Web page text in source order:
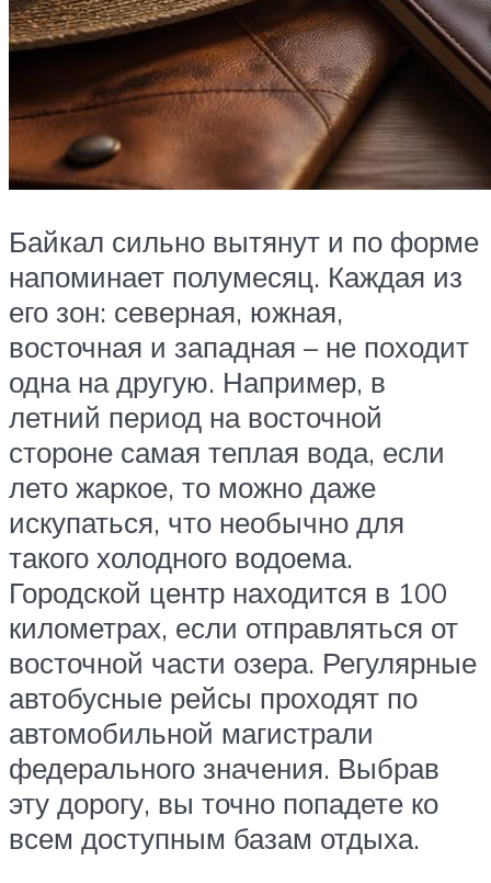
Байкал сильно вытянут и по форме
напоминает полумесяц. Каждая из
его зон: северная, южная,
восточная и западная – не походит
одна на другую. Например, в
летний период на восточной
стороне самая теплая вода, если
лето жаркое, то можно даже
искупаться, что необычно для
такого холодного водоема.
Городской центр находится в 100
километрах, если отправляться от
восточной части озера. Регулярные
автобусные рейсы проходят по
автомобильной магистрали
федерального значения. Выбрав
эту дорогу, вы точно попадете ко
всем доступным базам отдыха.